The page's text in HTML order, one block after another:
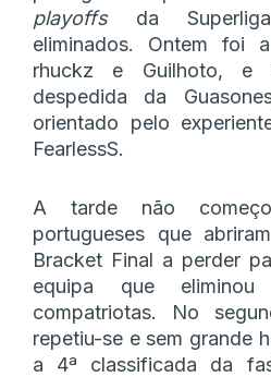
playoffsda
eliminados. Ontem foi
rhuckz e Guilhoto,
despedida da
orientado pelo
FearlessS.
A tarde não
portugueses que
Bracket Final a perder
equipa que
compatriotas. No
repetiu-se e sem grande
a 4ª classificada da